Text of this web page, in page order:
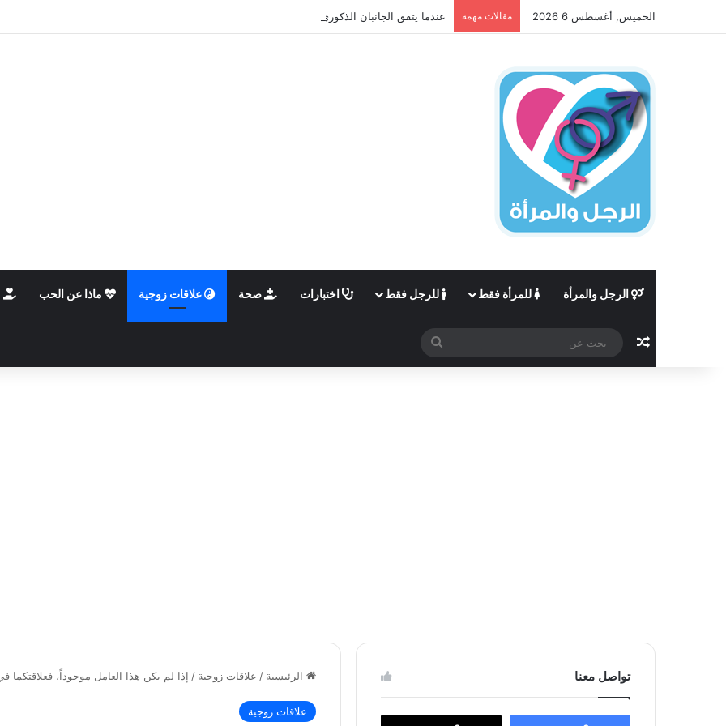
الخميس, أغسطس 6 2026 مقالات مهمة عندما يتفق الجانبان الذكوري والأنثوي داخلنا، ما الذي يحدث؟
الرجل والمرأة للمرأة فقط للرجل فقط اختبارات صحة علاقات زوجية ماذا عن الحب
مقال عشوائي
بحث
عن
الرئيسية / علاقات زوجية / إذا لم يكن هذا العامل موجوداً، فعلاقتكما
علاقات زوجية
تواصل معنا